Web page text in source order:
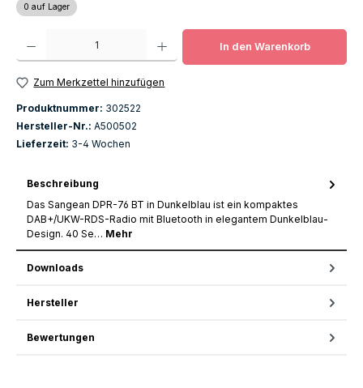
0 auf Lager
Produkt Anzahl: Gib den gewünschten Wert ein oder benutze die
In den Warenkorb
Zum Merkzettel hinzufügen
Produktnummer: 302522
Hersteller-Nr.: A500502
Lieferzeit: 3-4 Wochen
Beschreibung
Das Sangean DPR-76 BT in Dunkelblau ist ein kompaktes
DAB+/UKW-RDS-Radio mit Bluetooth in elegantem Dunkelblau-
Design. 40 Se… Mehr
Downloads
Hersteller
Bewertungen